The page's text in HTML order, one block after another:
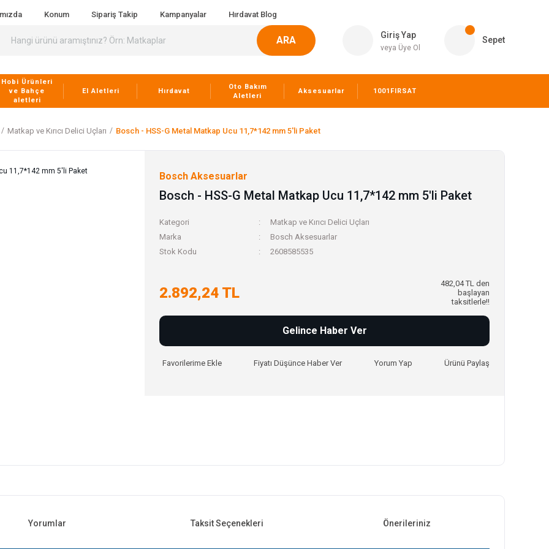
Konum Sipariş Takip Kampanyalar Hırdavat Blog
ARA Giriş Yap
veya Üye Ol
Sepet
Hobi Ürünleri
ve Bahçe
aletleri
El Aletleri Hırdavat
Oto Bakım
Aletleri
Aksesuarlar 1001FIRSAT
Matkap ve Kırıcı Delici Uçları Bosch - HSS-G Metal Matkap Ucu 11,7*142 mm 5'li Paket
Bosch Aksesuarlar
Bosch - HSS-G Metal Matkap Ucu 11,7*142 mm 5'li Paket
Kategori
Matkap ve Kırıcı Delici Uçları
Marka
Bosch Aksesuarlar
Stok Kodu
2608585535
2.892,24 TL
482,04 TL den
başlayan
taksitlerle!!
Gelince Haber Ver
Fiyatı Düşünce Haber Ver Yorum Yap Ürünü Paylaş
Yorumlar Taksit Seçenekleri Önerileriniz